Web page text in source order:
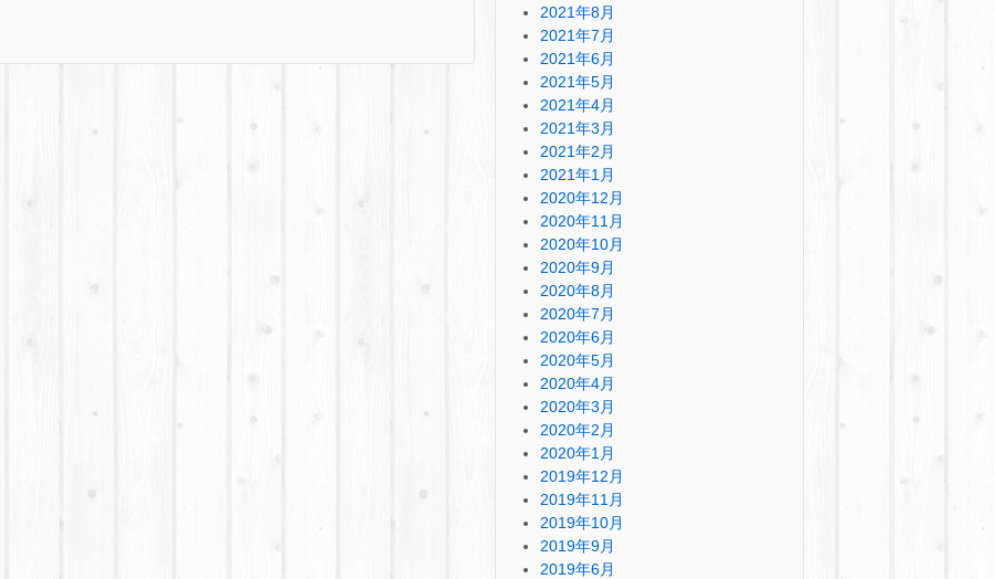
2021年8月
2021年7月
2021年6月
2021年5月
2021年4月
2021年3月
2021年2月
2021年1月
2020年12月
2020年11月
2020年10月
2020年9月
2020年8月
2020年7月
2020年6月
2020年5月
2020年4月
2020年3月
2020年2月
2020年1月
2019年12月
2019年11月
2019年10月
2019年9月
2019年6月